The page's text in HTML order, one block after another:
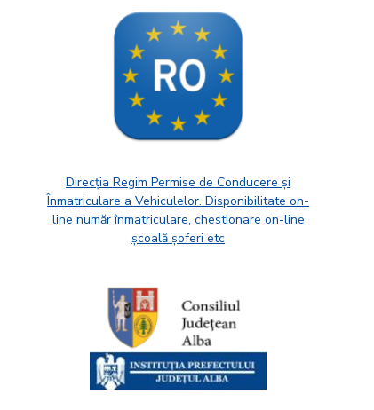
Direcția Regim Permise de Conducere și
Înmatriculare a Vehiculelor. Disponibilitate on-
line număr înmatriculare, chestionare on-line
școală șoferi etc